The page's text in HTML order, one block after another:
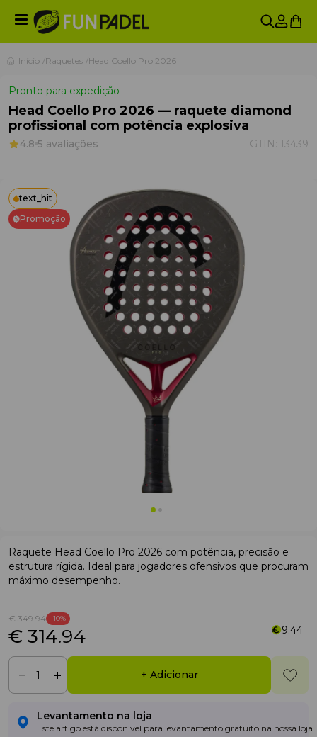
Início Raquetes Head Coello Pro 2026
Pronto para expedição
Head Coello Pro 2026 — raquete diamond
profissional com potência explosiva
4.8 5 avaliações GTIN: 13439
text_hit
Promoção
Raquete Head Coello Pro 2026 com potência, precisão e
estrutura rígida. Ideal para jogadores ofensivos que procuram
máximo desempenho.
€ 349.94 -10%
€ 314.94 9.44
+ Adicionar
Levantamento na loja
Este artigo está disponível para levantamento gratuito na nossa loja